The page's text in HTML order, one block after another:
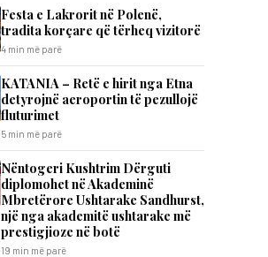
Festa e Lakrorit në Polenë,
tradita korçare që tërheq vizitorë
4 min më parë
KATANIA – Retë e hirit nga Etna
detyrojnë aeroportin të pezullojë
fluturimet
5 min më parë
Nëntogeri Kushtrim Dërguti
diplomohet në Akademinë
Mbretërore Ushtarake Sandhurst,
një nga akademitë ushtarake më
prestigjioze në botë
19 min më parë